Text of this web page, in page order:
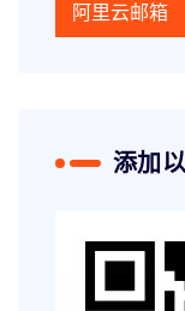
阿里云邮箱
添加